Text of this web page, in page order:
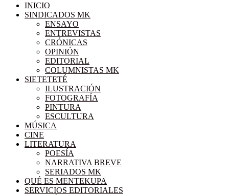
INICIO
SINDICADOS MK
ENSAYO
ENTREVISTAS
CRÓNICAS
OPINIÓN
EDITORIAL
COLUMNISTAS MK
SIETETETÉ
ILUSTRACIÓN
FOTOGRAFÍA
PINTURA
ESCULTURA
MÚSICA
CINE
LITERATURA
POESÍA
NARRATIVA BREVE
SERIADOS MK
QUÉ ES MENTEKUPA
SERVICIOS EDITORIALES